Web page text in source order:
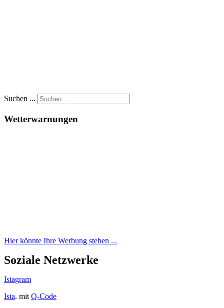
Suchen ...
Wetterwarnungen
Hier könnte Ihre Werbung stehen ...
Soziale Netzwerke
Istagram
Ista. mit Q-Code